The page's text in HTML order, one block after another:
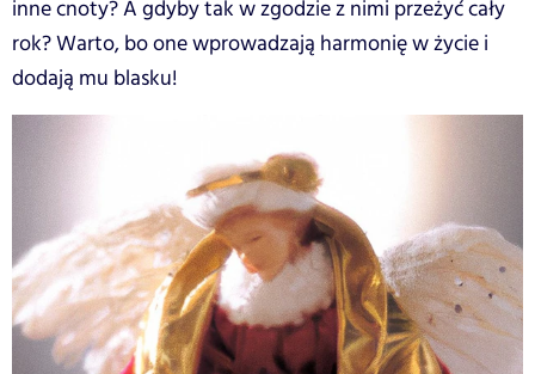
inne cnoty? A gdyby tak w zgodzie z nimi przeżyć cały
rok? Warto, bo one wprowadzają harmonię w życie i
dodają mu blasku!